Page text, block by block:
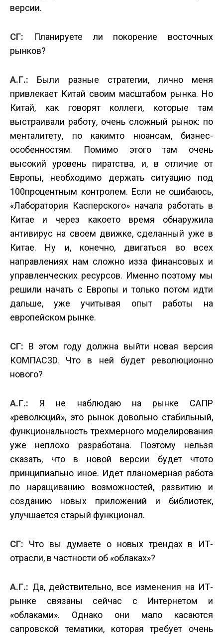
версии.
СГ: Планируете ли покорение восточных
рынков?
А.Г.: Были разные стратегии, лично меня
привлекает Китай своим масштабом рынка. Но
Китай, как говорят коллеги, которые там
выстраивали работу, очень сложный рынок: по
менталитету, по каким­то нюансам, бизнес­
особенностям. Помимо этого там очень
высокий уровень пиратства, и, в отличие от
Европы, необходимо держать ситуацию под
100­процентным контролем. Если не ошибаюсь,
«Лаборатория Касперского» начала работать в
Китае и через какое­то время обнаружила
антивирус на своем движке, сделанный уже в
Китае. Ну и, конечно, двигаться во всех
направлениях нам сложно из­за финансовых и
управленческих ресурсов. Именно поэтому мы
решили начать с Европы и только потом идти
дальше, уже учитывая опыт работы на
европейском рынке.
СГ: В этом году должна выйти новая версия
КОМПАС­3D. Что в ней будет революционно
нового?
А.Г.: Я не наблюдаю на рынке САПР
«революций», это рынок довольно стабильный,
функциональность трехмерного моделирования
уже неплохо разработана. Поэтому нельзя
сказать, что в новой версии будет что­то
принципиально иное. Идет планомерная работа
по наращиванию возможностей, развитию и
созданию новых приложений и библиотек,
улучшается старый функционал.
СГ: Что вы думаете о новых трендах в ИT­
отрасли, в частности об «облаках»?
А.Г.: Да, действительно, все изменения на ИT­
рынке связаны сейчас с Интернетом и
«облаками». Однако они мало касаются
сапровской тематики, которая требует очень